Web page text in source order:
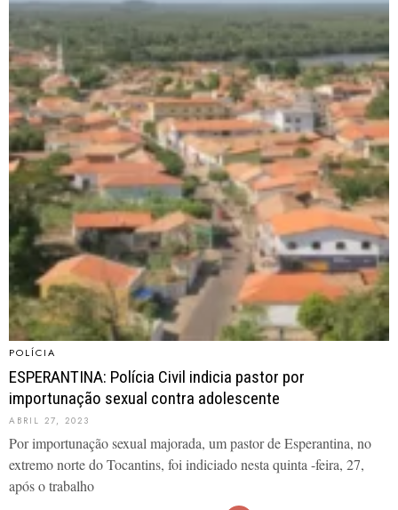
POLÍCIA
ESPERANTINA: Polícia Civil indicia pastor por
importunação sexual contra adolescente
ABRIL 27, 2023
Por importunação sexual majorada, um pastor de Esperantina, no
extremo norte do Tocantins, foi indiciado nesta quinta -feira, 27,
após o trabalho